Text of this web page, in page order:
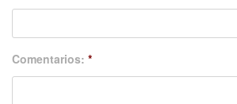
Comentarios: *